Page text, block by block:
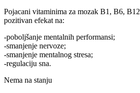
Pojacani vitaminima za mozak B1, B6,
pozitivan efekat na:
-poboljšanje mentalnih performansi;
-smanjenje nervoze;
-smanjenje mentalnog stresa;
-regulaciju sna.
Nema na stanju